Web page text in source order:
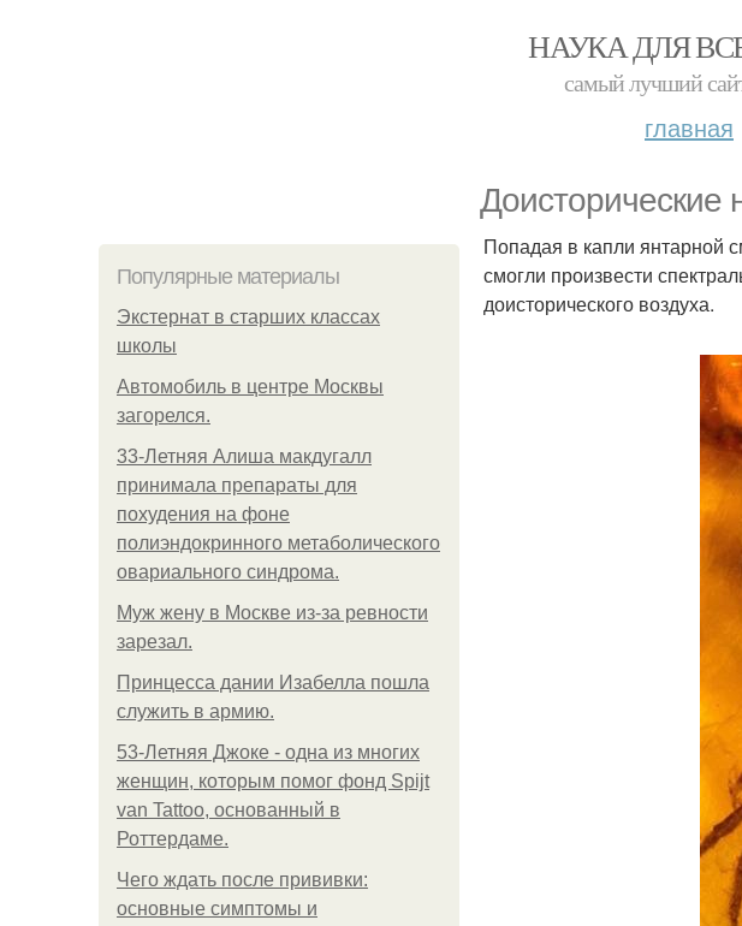
НАУКА ДЛЯ
самый лучший
главная
Доисторические
Популярные материалы
Экстернат в старших классах
школы
Автомобиль в центре Москвы
загорелся.
33-Летняя Алиша макдугалл
принимала препараты для
похудения на фоне
полиэндокринного метаболического
овариального синдрома.
Mуж жену в Москве из-за ревности
зарезал.
Принцесса дании Изабелла пошла
служить в армию.
53-Летняя Джоке - одна из многих
женщин, которым помог фонд Spijt
van Tattoo, основанный в
Роттердаме.
Чего ждать после прививки:
основные симптомы и
Попадая в капли янтарной
смогли произвести
доисторического воздуха.